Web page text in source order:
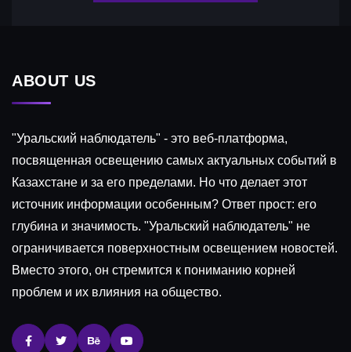
ABOUT US
"Уральский наблюдатель" - это веб-платформа,
посвященная освещению самых актуальных событий в
Казахстане и за его пределами. Но что делает этот
источник информации особенным? Ответ прост: его
глубина и значимость. "Уральский наблюдатель" не
ограничивается поверхностным освещением новостей.
Вместо этого, он стремится к пониманию корней
проблем и их влияния на общество.